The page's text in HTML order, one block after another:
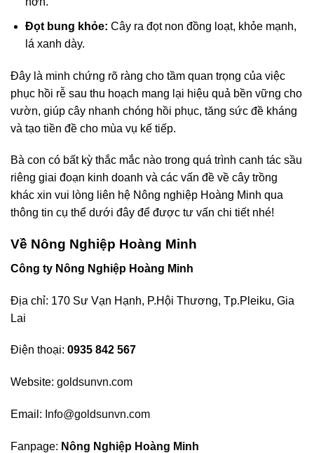
Đọt bung khỏe: Cây ra đọt non đồng loạt, khỏe mạnh,
lá xanh dày.
Đây là minh chứng rõ ràng cho tầm quan trọng của việc
phục hồi rễ sau thu hoạch mang lại hiệu quả bền vững cho
vườn, giúp cây nhanh chóng hồi phục, tăng sức đề kháng
và tạo tiền đề cho mùa vụ kế tiếp.
Bà con có bất kỳ thắc mắc nào trong quá trình canh tác sầu
riêng giai đoạn kinh doanh và các vấn đề về cây trồng
khác xin vui lòng liên hệ Nông nghiệp Hoàng Minh qua
thông tin cụ thể dưới đây để được tư vấn chi tiết nhé!
Về Nông Nghiệp Hoàng Minh
Công ty Nông Nghiệp Hoàng Minh
Địa chỉ: 170 Sư Vạn Hạnh, P.Hội Thương, Tp.Pleiku, Gia
Lai
Điện thoại: 0935 842 567
Website: goldsunvn.com
Email: Info@goldsunvn.com
Fanpage: Nông Nghiệp Hoàng Minh